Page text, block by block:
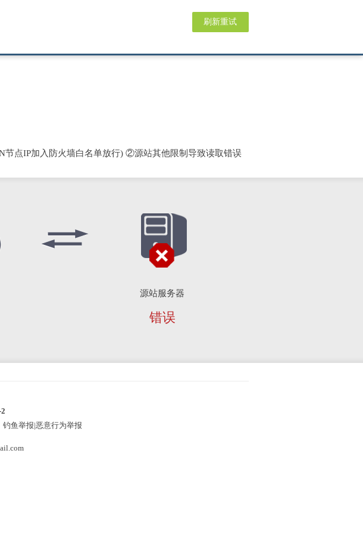
刷新重试
点IP加入防火墙白名单放行) ②源站其他限制导致读取错误
源站服务器
错误
鱼举报|恶意行为举报